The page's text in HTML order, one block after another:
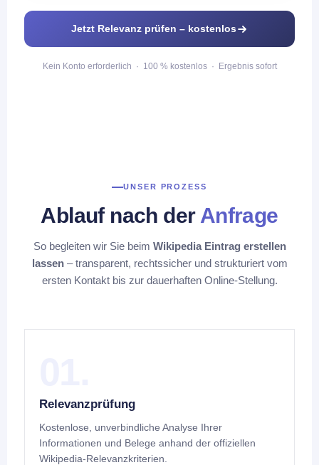
Jetzt Relevanz prüfen – kostenlos
Kein Konto erforderlich · 100 % kostenlos · Ergebnis sofort
UNSER PROZESS
Ablauf nach der Anfrage
So begleiten wir Sie beim Wikipedia Eintrag erstellen
lassen– transparent, rechtssicher und strukturiert vom
ersten Kontakt bis zur dauerhaften Online-Stellung.
Relevanzprüfung
Kostenlose, unverbindliche Analyse Ihrer
Informationen und Belege anhand der offiziellen
Wikipedia-Relevanzkriterien.